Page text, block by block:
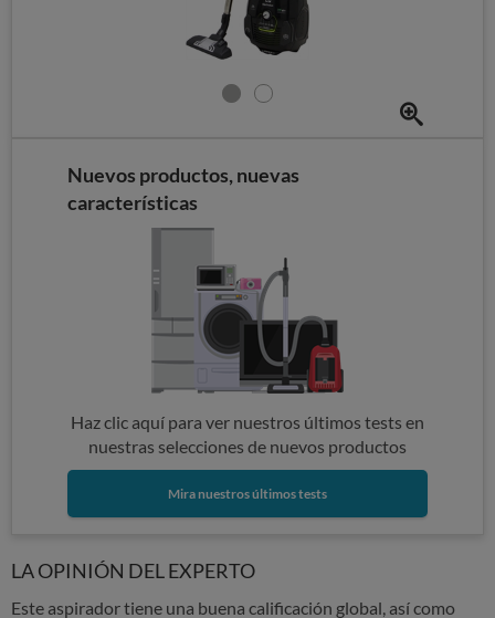
Nuevos productos, nuevas
características
Haz clic aquí para ver nuestros últimos tests en
nuestras selecciones de nuevos productos
Mira nuestros últimos tests
LA OPINIÓN DEL EXPERTO
Este aspirador tiene una buena calificación global, así como